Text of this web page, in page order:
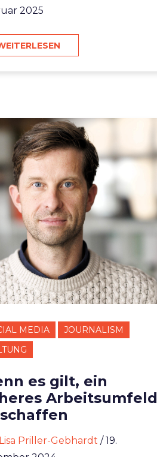
2025
MEDIA
JOURNALISM
es gilt, ein
Arbeitsumfeld
Lisa Priller-Gebhardt / 19.